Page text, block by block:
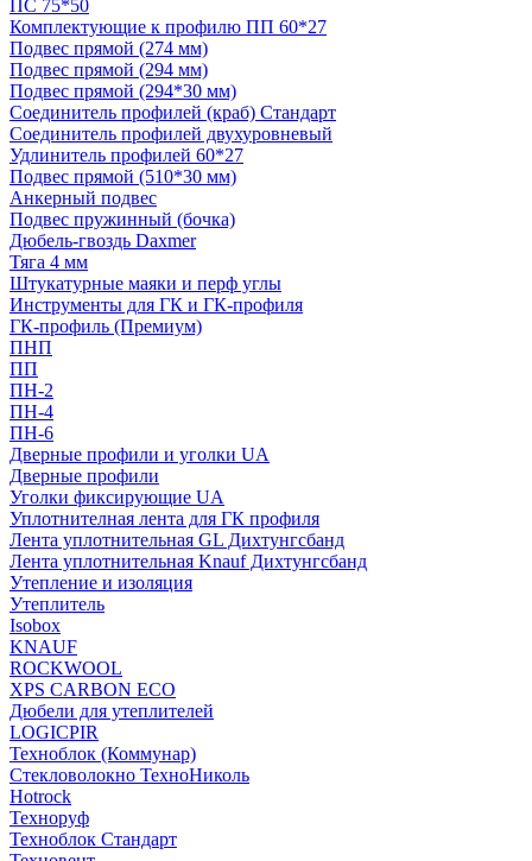
ПС 75*50
Комплектующие к профилю ПП 60*27
Подвес прямой (274 мм)
Подвес прямой (294 мм)
Подвес прямой (294*30 мм)
Соединитель профилей (краб) Стандарт
Соединитель профилей двухуровневый
Удлинитель профилей 60*27
Подвес прямой (510*30 мм)
Анкерный подвес
Подвес пружинный (бочка)
Дюбель-гвоздь Daxmer
Тяга 4 мм
Штукатурные маяки и перф углы
Инструменты для ГК и ГК-профиля
ГК-профиль (Премиум)
ПНП
ПП
ПН-2
ПН-4
ПН-6
Дверные профили и уголки UA
Дверные профили
Уголки фиксирующие UA
Уплотнителная лента для ГК профиля
Лента уплотнительная GL Дихтунгсбанд
Лента уплотнительная Knauf Дихтунгсбанд
Утепление и изоляция
Утеплитель
Isobox
KNAUF
ROCKWOOL
XPS CARBON ECO
Дюбели для утеплителей
LOGICPIR
Техноблок (Коммунар)
Стекловолокно ТехноНиколь
Hotrock
Технoруф
Техноблок Стандарт